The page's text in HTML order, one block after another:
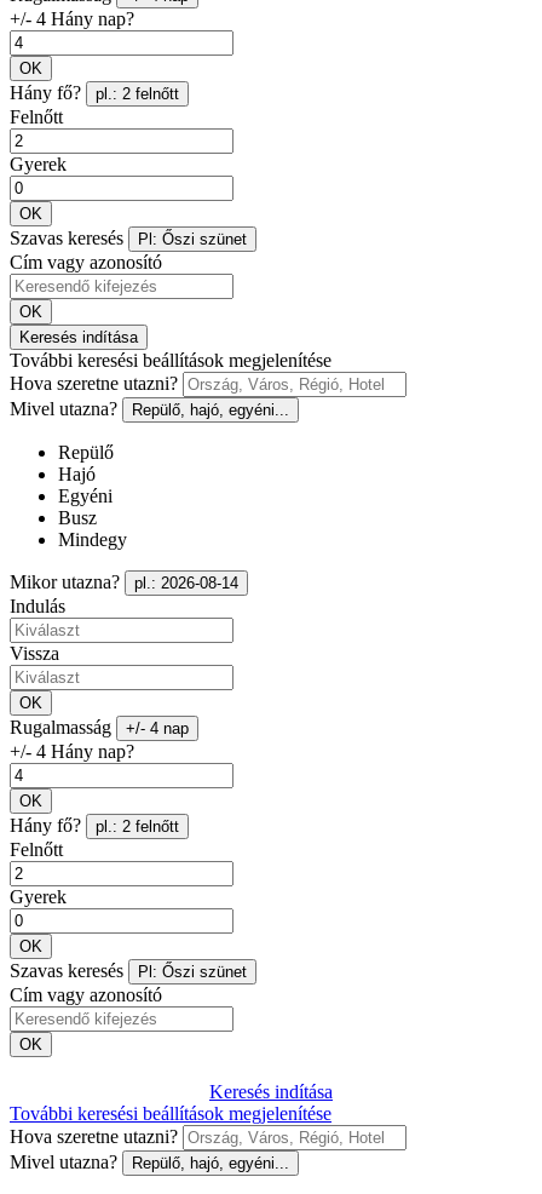
+/- 4 Hány nap?
OK
Hány fő? pl.: 2 felnőtt
Felnőtt
Gyerek
OK
Szavas keresés Pl: Őszi szünet
Cím vagy azonosító
OK
Keresés indítása
További keresési beállítások megjelenítése
Hova szeretne utazni?
Mivel utazna?
Repülő, hajó, egyéni...
Repülő
Hajó
Egyéni
Busz
Mindegy
Mikor utazna? pl.: 2026-08-14
Indulás
Vissza
OK
Rugalmasság +/- 4 nap
+/- 4 Hány nap?
OK
Hány fő? pl.: 2 felnőtt
Felnőtt
Gyerek
OK
Szavas keresés Pl: Őszi szünet
Cím vagy azonosító
OK
Keresés indítása
További keresési beállítások megjelenítése
Hova szeretne utazni?
Mivel utazna?
Repülő, hajó, egyéni...